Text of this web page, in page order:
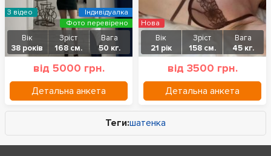
Вік
38 років
Зріст
168 см.
Вага
50 кг.
від 5000 грн.
Детальна анкета
З відео
Фото перевірено
Індивідуалка
Вік
21 рік
Зріст
158 см.
Вага
45 кг.
від 3500 грн.
Детальна анкета
Нова
Теги:шатенка